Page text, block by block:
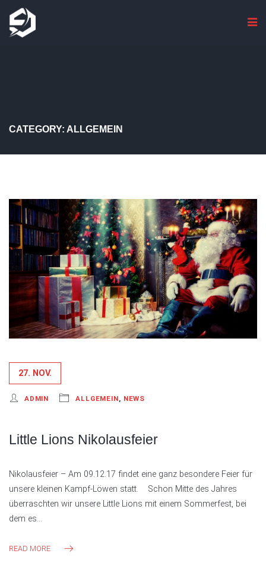
CATEGORY: ALLGEMEIN
27. NOV.
ADMIN ALLGEMEIN, NEWS
Little Lions Nikolausfeier
Nikolausfeier – Am 09.12.17 findet eine ganz besondere Feier für
unsere kleinen Kampf-Löwen statt. Schon Mitte des Jahres
überraschten wir unsere Little Lions mit einem Sommerfest, bei
dem es…
READ MORE